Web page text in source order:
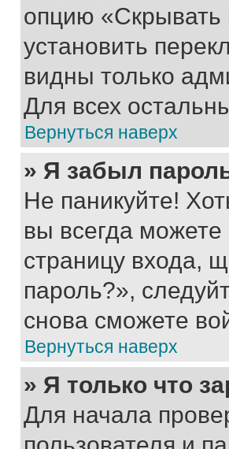
опцию
установить
видны только
Для всех
Вернуться наверх
» Я забыл
Не паникуйте!
вы всегда можете
страницу входа,
пароль?»,
снова сможете
Вернуться наверх
» Я только что
Для начала